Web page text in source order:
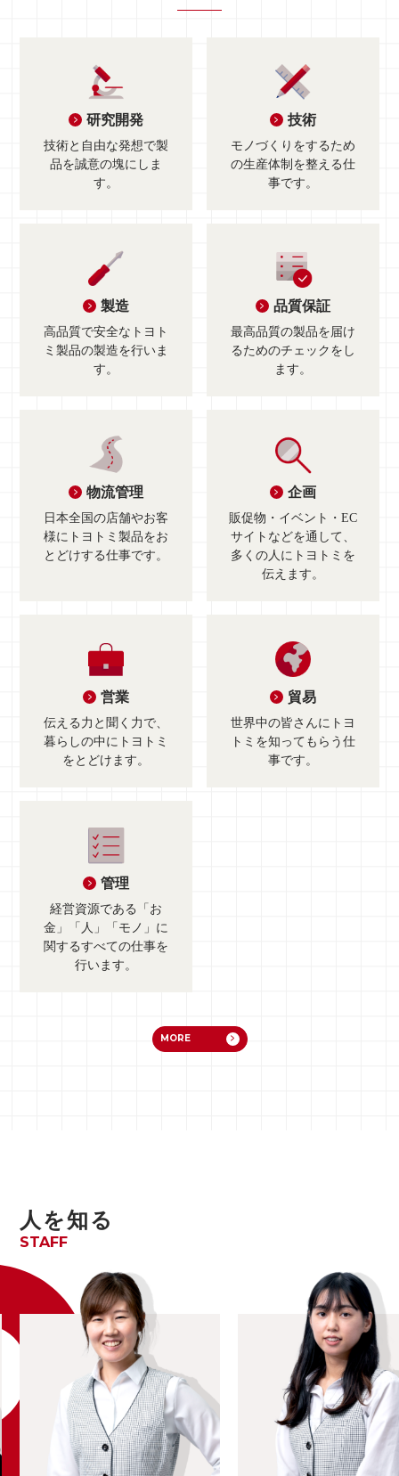
研究開発
技術と自由な発想で製
品を誠意の塊にしま
す。
技術
モノづくりをするため
の生産体制を整える仕
事です。
製造
高品質で安全な トヨト
ミ製品の製造を行いま
す。
品質保証
最高品質の製品を届け
るためのチェックをし
ます。
物流管理
日本全国の店舗やお客
様に トヨトミ製品をお
とどけする仕事です。
企画
販促物・イベント・EC
サイトなどを通して、
多くの人にトヨトミを
伝えます。
営業
伝える力と聞く力で、
暮らしの中にトヨトミ
をとどけます。
貿易
世界中の皆さんに トヨ
トミを知ってもらう仕
事です。
管理
経営資源である「お
金」「人」「モノ」に
関するすべての仕事を
行います。
MORE
人を知る
STAFF